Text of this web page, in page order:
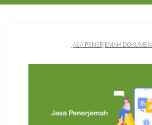
JASA PENERJEMAH DOKUMEN